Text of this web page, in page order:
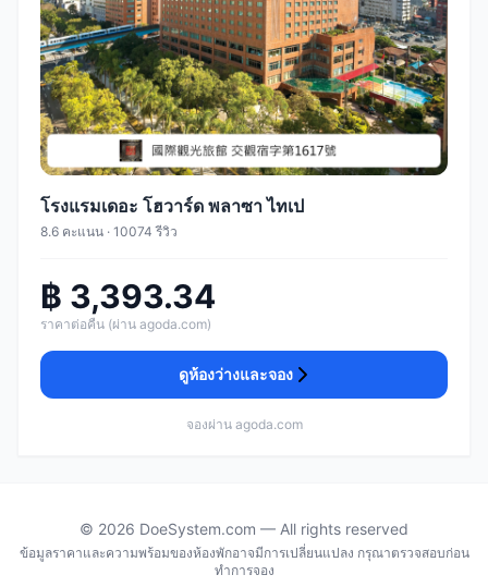
โรงแรมเดอะ โฮวาร์ด พลาซา ไทเป
8.6 คะแนน · 10074 รีวิว
฿ 3,393.34
ราคาต่อคืน (ผ่าน agoda.com)
ดูห้องว่างและจอง
จองผ่าน agoda.com
© 2026 DoeSystem.com — All rights reserved
ข้อมูลราคาและความพร้อมของห้องพักอาจมีการเปลี่ยนแปลง กรุณาตรวจสอบก่อน
ทำการจอง